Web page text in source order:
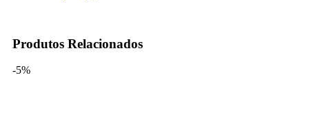
Produtos Relacionados
-5%